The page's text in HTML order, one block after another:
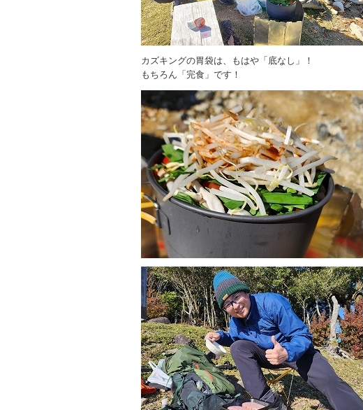
カズキングの胃袋は、もはや「底なし」！
もちろん「完食」です！